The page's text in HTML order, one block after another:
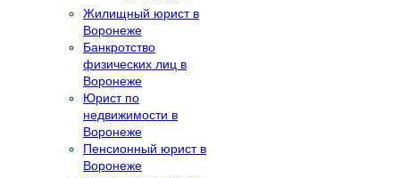
Жилищный юрист в
Воронеже
Банкротство
физических лиц в
Воронеже
Юрист по
недвижимости в
Воронеже
Пенсионный юрист в
Воронеже